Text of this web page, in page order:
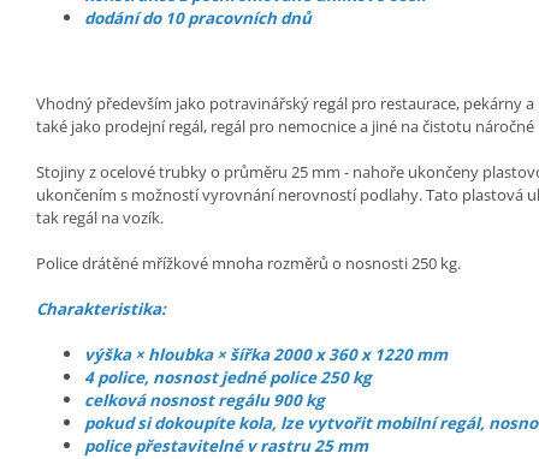
dodání do 10 pracovních dnů
Vhodný především jako potravinářský regál pro restaurace, pekárny
také jako prodejní regál, regál pro nemocnice a jiné na čistotu
Stojiny z ocelové trubky o průměru 25 mm - nahoře ukončeny
ukončením s možností vyrovnání nerovností podlahy. Tato plastová
tak regál na vozík.
Police drátěné mřížkové mnoha rozměrů o nosnosti 250 kg.
Charakteristika:
výška × hloubka × šířka 2000 x 360 x 1220 mm
4 police, nosnost jedné police 250 kg
celková nosnost regálu 900 kg
pokud si dokoupíte kola, lze vytvořit mobilní regál,
police přestavitelné v rastru 25 mm